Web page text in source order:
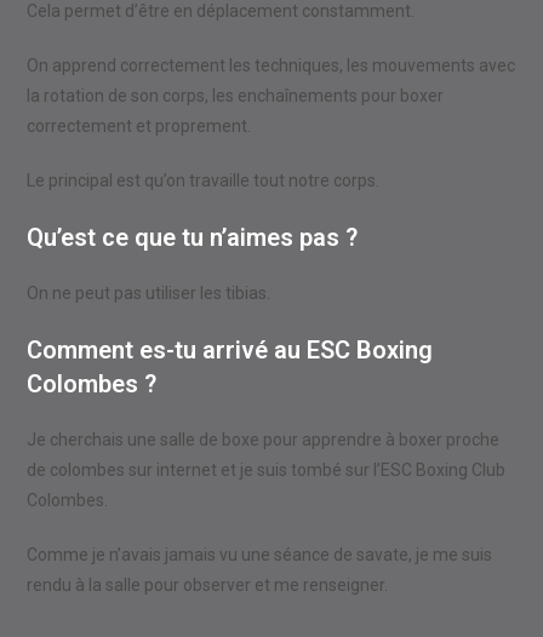
Cela permet d’être en déplacement constamment.
On apprend correctement les techniques, les mouvements avec
la rotation de son corps, les enchaînements pour boxer
correctement et proprement.
Le principal est qu’on travaille tout notre corps.
Qu’est ce que tu n’aimes pas ?
On ne peut pas utiliser les tibias.
Comment es-tu arrivé au ESC Boxing
Colombes ?
Je cherchais une salle de boxe pour apprendre à boxer proche
de colombes sur internet et je suis tombé sur l’ESC Boxing Club
Colombes.
Comme je n’avais jamais vu une séance de savate, je me suis
rendu à la salle pour observer et me renseigner.